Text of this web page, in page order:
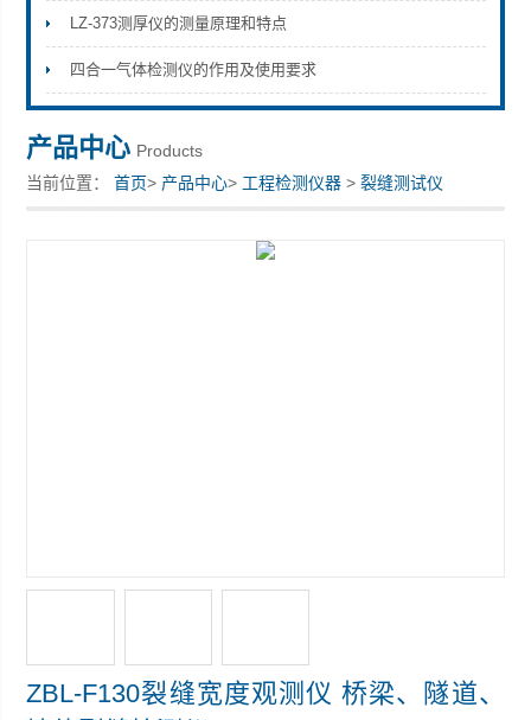
LZ-373测厚仪的测量原理和特点
四合一气体检测仪的作用及使用要求
产品中心 Products
当前位置：首页> 产品中心> 工程检测仪器 >裂缝测试仪
ZBL-F130裂缝宽度观测仪 桥梁、隧道、